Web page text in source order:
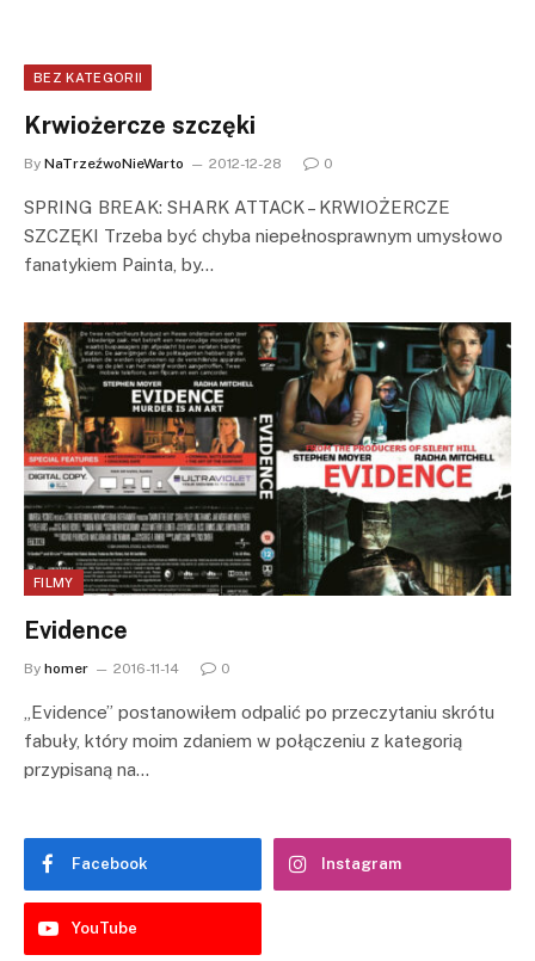
BEZ KATEGORII
Krwiożercze szczęki
By NaTrzeźwoNieWarto 2012-12-28 0
SPRING BREAK: SHARK ATTACK – KRWIOŻERCZE
SZCZĘKI Trzeba być chyba niepełnosprawnym umysłowo
fanatykiem Painta, by…
FILMY
Evidence
By homer 2016-11-14 0
„Evidence” postanowiłem odpalić po przeczytaniu skrótu
fabuły, który moim zdaniem w połączeniu z kategorią
przypisaną na…
Facebook Instagram
YouTube